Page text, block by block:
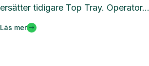
ersätter tidigare Top Tray. Operator...
Läs mer